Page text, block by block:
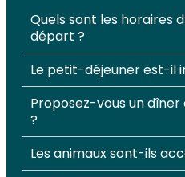
Quels sont les horaires
départ ?
Le petit-déjeuner est-il
Proposez-vous un dîner
?
Les animaux sont-ils